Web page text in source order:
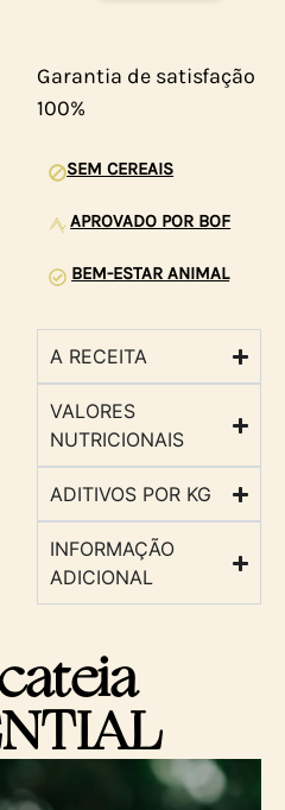
Garantia de satisfação
100%
SEM CEREAIS
APROVADO POR BOF
BEM-ESTAR ANIMAL
A RECEITA
VALORES
NUTRICIONAIS
ADITIVOS POR KG
INFORMAÇÃO
ADICIONAL